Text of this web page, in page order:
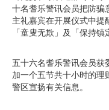
十名耆乐警讯会员把防骗
主礼嘉宾在开展仪式中提
「童叟无欺」及「保持镇
五十六名耆乐警讯会员获
加一个五节共十小时的
警区宣扬有关信息。